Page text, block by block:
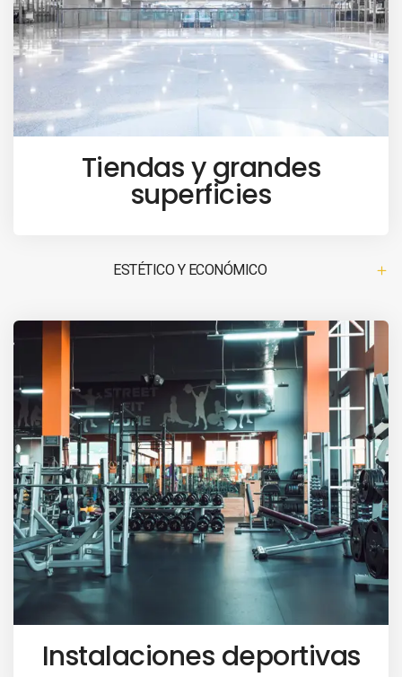
Tiendas y grandes
superficies
ESTÉTICO Y ECONÓMICO
Instalaciones deportivas